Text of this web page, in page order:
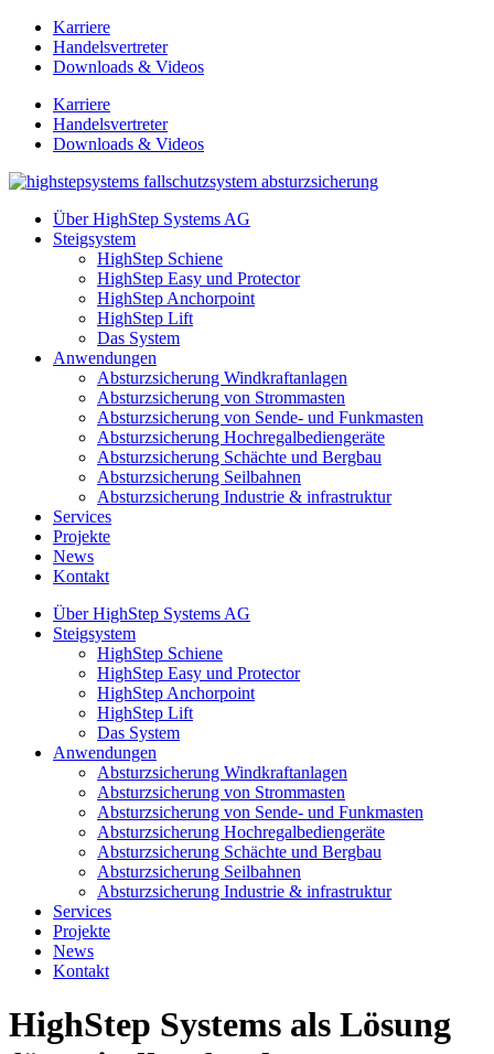
Zum
Inhalt
springen
Karriere
Handelsvertreter
Downloads & Videos
Karriere
Handelsvertreter
Downloads & Videos
Über HighStep Systems AG
Steigsystem
HighStep Schiene
HighStep Easy und Protector
HighStep Anchorpoint
HighStep Lift
Das System
Anwendungen
Absturzsicherung Windkraftanlagen
Absturzsicherung von Strommasten
Absturzsicherung von Sende- und Funkmasten
Absturzsicherung Hochregalbediengeräte
Absturzsicherung Schächte und Bergbau
Absturzsicherung Seilbahnen
Absturzsicherung Industrie & infrastruktur
Services
Projekte
News
Kontakt
Über HighStep Systems AG
Steigsystem
HighStep Schiene
HighStep Easy und Protector
HighStep Anchorpoint
HighStep Lift
Das System
Anwendungen
Absturzsicherung Windkraftanlagen
Absturzsicherung von Strommasten
Absturzsicherung von Sende- und Funkmasten
Absturzsicherung Hochregalbediengeräte
Absturzsicherung Schächte und Bergbau
Absturzsicherung Seilbahnen
Absturzsicherung Industrie & infrastruktur
Services
Projekte
News
Kontakt
HighStep Systems als Lösung